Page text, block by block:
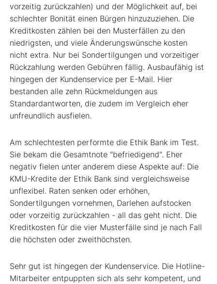
vorzeitig zurückzahlen) und der Möglichkeit auf, bei
schlechter Bonität einen Bürgen hinzuzuziehen. Die
Kreditkosten zählen bei den Musterfällen zu den
niedrigsten, und viele Änderungswünsche kosten
nicht extra. Nur bei Sondertilgungen und vorzeitiger
Rückzahlung werden Gebühren fällig. Ausbaufähig ist
hingegen der Kundenservice per E-Mail. Hier
bestanden alle zehn Rückmeldungen aus
Standardantworten, die zudem im Vergleich eher
unfreundlich ausfielen.
Am schlechtesten performte die Ethik Bank im Test.
Sie bekam die Gesamtnote "befriedigend". Eher
negativ fielen unter anderem diese Aspekte auf: Die
KMU-Kredite der Ethik Bank sind vergleichsweise
unflexibel. Raten senken oder erhöhen,
Sondertilgungen vornehmen, Darlehen aufstocken
oder vorzeitig zurückzahlen - all das geht nicht. Die
Kreditkosten für die vier Musterfälle sind je nach Fall
die höchsten oder zweithöchsten.
Sehr gut ist hingegen der Kundenservice. Die Hotline-
Mitarbeiter entpuppten sich als sehr kompetent, und